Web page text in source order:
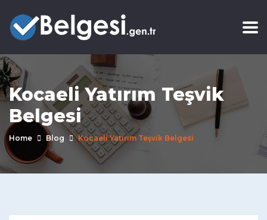
Kocaeli Yatırım Teşvik
Belgesi
Home Blog Kocaeli Yatırım Teşvik Belgesi